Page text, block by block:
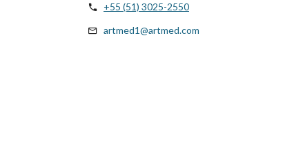
+55 (51) 3025-2550
artmed1@artmed.com